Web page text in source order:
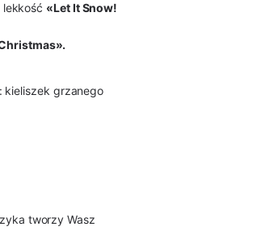
lekkość «Let It Snow!
kieliszek grzanego
tworzy Wasz